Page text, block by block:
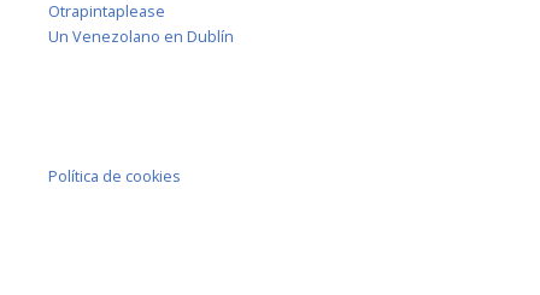
Otrapintaplease
Un Venezolano en Dublín
Política de cookies